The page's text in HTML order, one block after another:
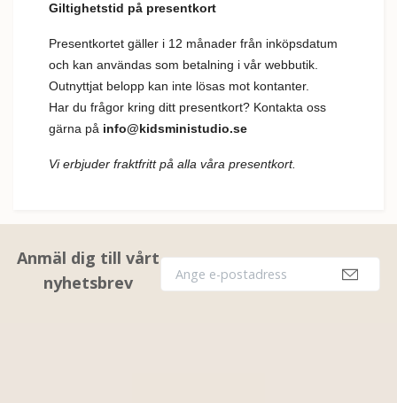
Giltighetstid på presentkort
Presentkortet gäller i 12 månader från inköpsdatum
och kan användas som betalning i vår webbutik.
Outnyttjat belopp kan inte lösas mot kontanter.
Har du frågor kring ditt presentkort? Kontakta oss
gärna på info@kidsministudio.se
Vi erbjuder fraktfritt på alla våra presentkort.
Anmäl dig till vårt
nyhetsbrev